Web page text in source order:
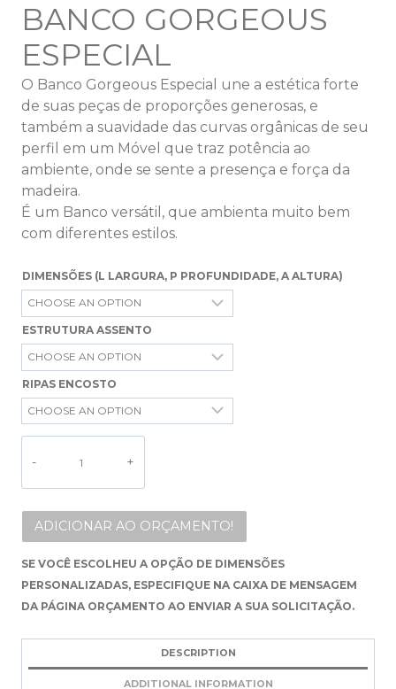
BANCO GORGEOUS
ESPECIAL
O Banco Gorgeous Especial une a estética forte
de suas peças de proporções generosas, e
também a suavidade das curvas orgânicas de seu
perfil em um Móvel que traz potência ao
ambiente, onde se sente a presença e força da
madeira.
É um Banco versátil, que ambienta muito bem
com diferentes estilos.
DIMENSÕES (L LARGURA, P PROFUNDIDADE, A ALTURA)
ESTRUTURA ASSENTO
RIPAS ENCOSTO
ADICIONAR AO ORÇAMENTO!
SE VOCÊ ESCOLHEU A OPÇÃO DE DIMENSÕES
PERSONALIZADAS, ESPECIFIQUE NA CAIXA DE MENSAGEM
DA PÁGINA ORÇAMENTO AO ENVIAR A SUA SOLICITAÇÃO.
DESCRIPTION
ADDITIONAL INFORMATION